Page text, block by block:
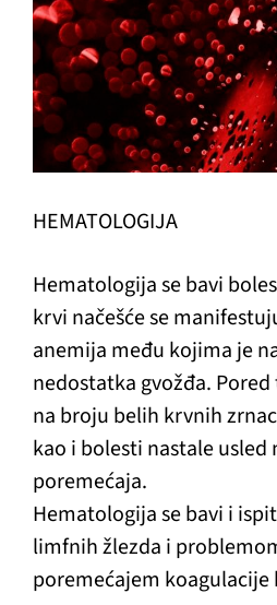
HEMATOLOGIJA
Hematologija se bavi
krvi načešće se
anemija među kojima je
nedostatka gvožđa.
na broju belih krvnih
kao i bolesti nastale usled
poremećaja.
Hematologija se bavi i
limfnih žlezda i
poremećajem koagulacije